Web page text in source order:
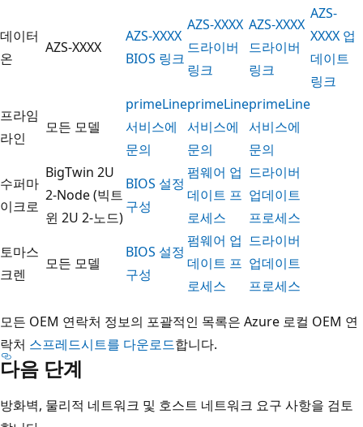
데이터
온
AZS-XXXX
AZS-XXXX
BIOS 링크
AZS-XXXX
드라이버
링크
AZS-XXXX
드라이버
링크
AZS-
XXXX 업
데이트
링크
프라임
라인
모든 모델
primeLine
서비스에
문의
primeLine
서비스에
문의
primeLine
서비스에
문의
수퍼마
이크로
BigTwin 2U
2-Node (빅트
윈 2U 2-노드)
BIOS 설정
구성
펌웨어 업
데이트 프
로세스
드라이버
업데이트
프로세스
토마스
크렌
모든 모델
BIOS 설정
구성
펌웨어 업
데이트 프
로세스
드라이버
업데이트
프로세스
모든 OEM 연락처 정보의 포괄적인 목록은 Azure 로컬 OEM 연
락처 스프레드시트를 다운로드합니다.
다음 단계
방화벽, 물리적 네트워크 및 호스트 네트워크 요구 사항을 검토